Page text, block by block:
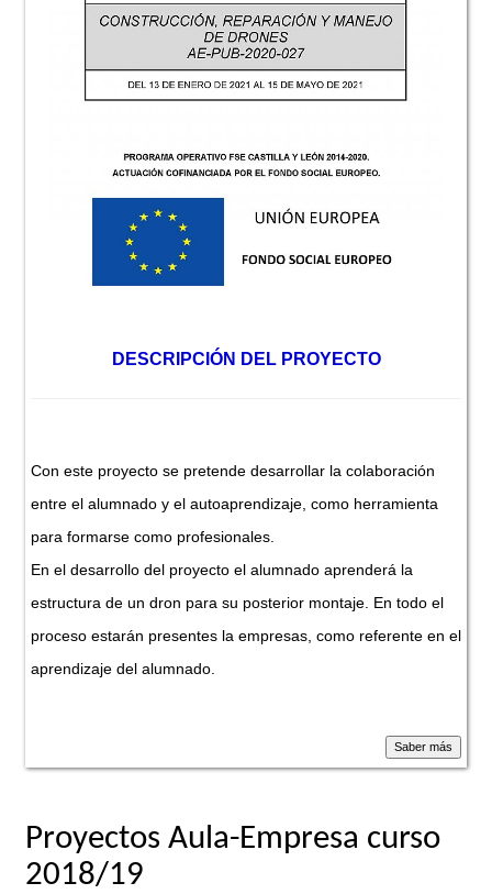
DESCRIPCIÓN DEL PROYECTO
Con este proyecto se pretende desarrollar la colaboración
entre el alumnado y el autoaprendizaje, como herramienta
para formarse como profesionales.
En el desarrollo del proyecto el alumnado aprenderá la
estructura de un dron para su posterior montaje. En todo el
proceso estarán presentes la empresas, como referente en el
aprendizaje del alumnado.
Proyectos Aula-Empresa curso
2018/19